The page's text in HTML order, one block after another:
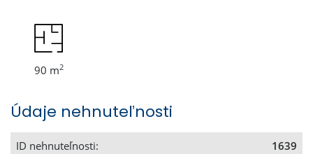
90 m2
Údaje nehnuteľnosti
ID nehnuteľnosti:
1639